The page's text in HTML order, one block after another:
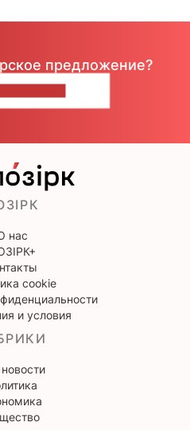
предложение?
нас
cookie
и условия